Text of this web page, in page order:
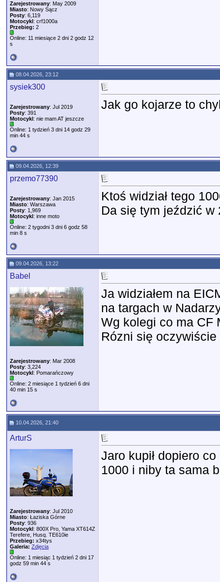
Zarejestrowany: May 2009
Miasto: Nowy Sącz
Posty: 6,119
Motocykl: crf1000a
Przebieg: 2
Online: 11 miesiące 2 dni 2 godz 12
s
08.04.2026, 23:12
sysiek300
Zarejestrowany: Jul 2019
Posty: 391
Motocykl: nie mam AT jeszcze
Online: 1 tydzień 3 dni 14 godz 29
min 44 s
Jak go kojarze to
09.04.2026, 12:39
przemo77390
Zarejestrowany: Jan 2015
Miasto: Warszawa
Posty: 1,969
Motocykl: inne moto
Online: 2 tygodni 3 dni 6 godz 58
min 8 s
Ktoś widział tego
Da się tym jeździć w
09.04.2026, 13:22
Babel
Zarejestrowany: Mar 2008
Posty: 3,224
Motocykl: Pomarańczowy
Online: 2 miesiące 1 tydzień 6 dni
40 min 15 s
Ja widziałem na
na targach w
Wg kolegi co ma CF
Rózni się
10.04.2026, 21:40
ArturS
Zarejestrowany: Jul 2010
Miasto: Łaziska Górne
Posty: 936
Motocykl: 800X Pro, Yama XT614Z
Terefere, Husq. TE610ie
Przebieg: x34tys
Galeria: Zdjęcia
Online: 1 miesiąc 1 tydzień 2 dni 17
godz 59 min 44 s
Jaro kupił dopiero
1000 i niby ta sama